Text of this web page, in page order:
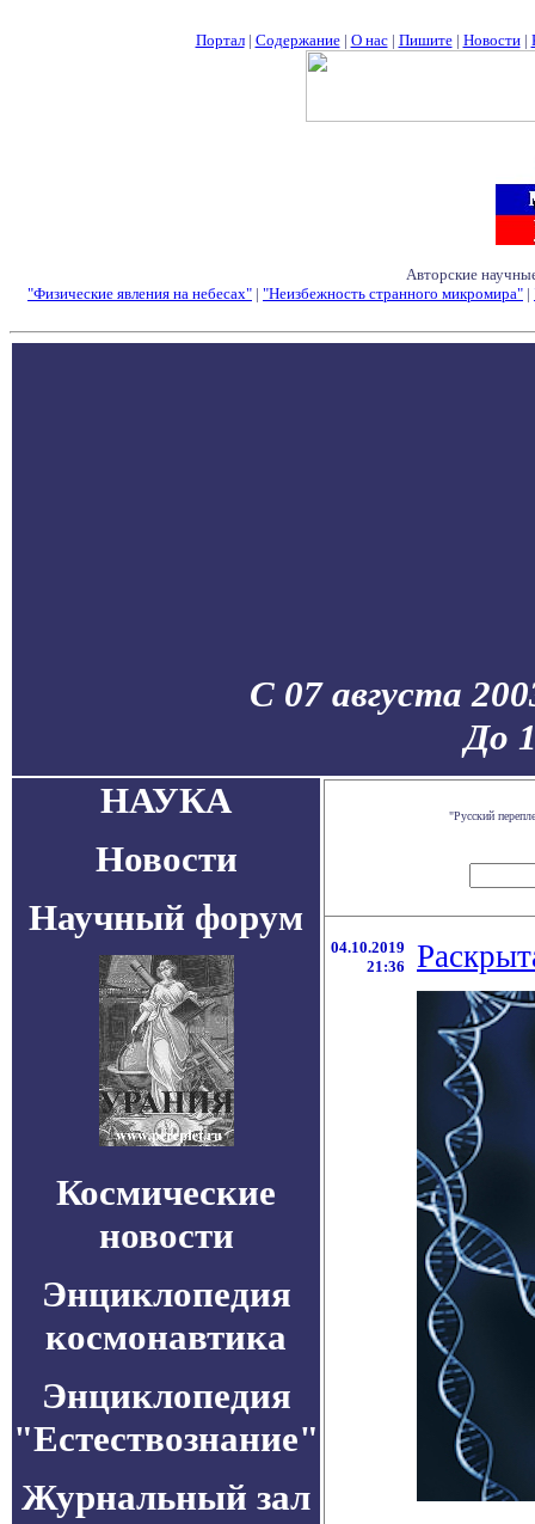
Портал| Содержание| О нас| Пишите| Новости|
Авторские
"Физические явления на небесах" | "Неизбежность странного микромира" |
С 07 августа
До
НАУКА
Новости
Научный форум
Космические
новости
Энциклопедия
космонавтика
Энциклопедия
"Естествознание"
Журнальный зал
"Русский
04.10.2019
21:36